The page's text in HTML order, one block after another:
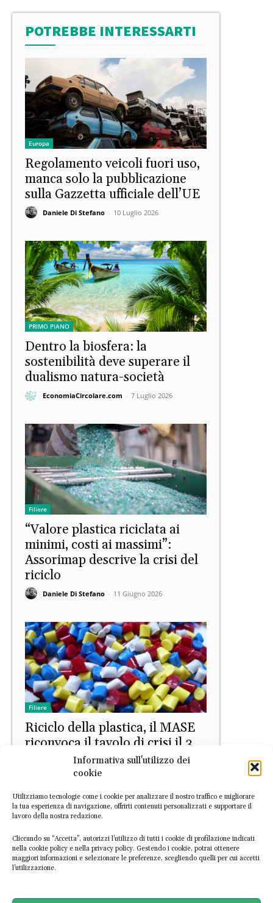
Informativa sull'utilizzo dei
cookie
Utilizziamo tecnologie come i cookie per analizzare il nostro traffico e migliorare
la tua esperienza di navigazione, offrirti contenuti personalizzati e supportare il
lavoro della nostra redazione.
Cliccando su “Accetta”, autorizzi l’utilizzo di tutti i cookie di profilazione indicati
nella cookie policy e nella privacy policy. Gestendo i cookie, potrai ottenere
maggiori informazioni e selezionare le preferenze, scegliendo quelli per cui accetti
l’utilizzazione.
POTREBBE INTERESSARTI
Europa
Regolamento veicoli fuori uso,
manca solo la pubblicazione
sulla Gazzetta ufficiale dell’UE
Daniele Di Stefano - 10 Luglio 2026
PRIMO PIANO
Dentro la biosfera: la
sostenibilità deve superare il
dualismo natura-società
EconomiaCircolare.com - 7 Luglio 2026
Filiere
“Valore plastica riciclata ai
minimi, costi ai massimi”:
Assorimap descrive la crisi del
riciclo
Daniele Di Stefano - 11 Giugno 2026
Filiere
Riciclo della plastica, il MASE
riconvoca il tavolo di crisi il 3
Daniele Di Stefano